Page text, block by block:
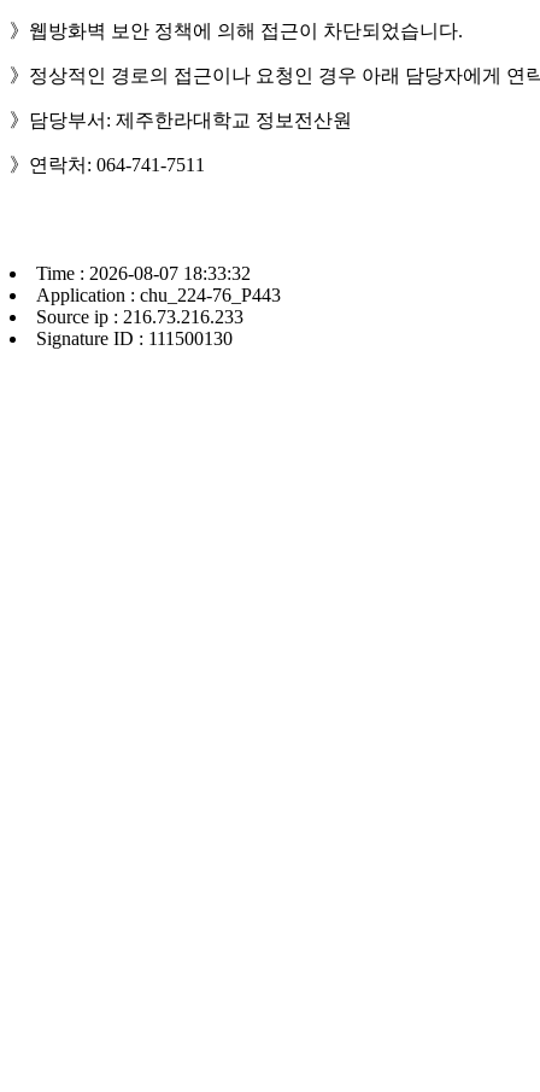
》웹방화벽 보안 정책에 의해 접근이 차단되었습니다.
》정상적인 경로의 접근이나 요청인 경우 아래 담당자에게 연
》담당부서: 제주한라대학교 정보전산원
》연락처: 064-741-7511
Time : 2026-08-07 18:33:32
Application : chu_224-76_P443
Source ip : 216.73.216.233
Signature ID : 111500130